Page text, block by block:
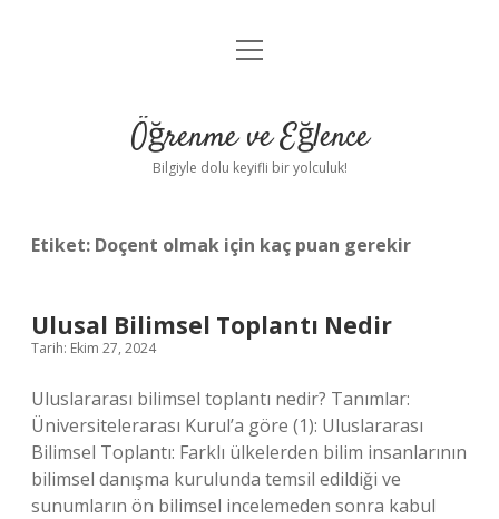
Anasayfa
Yasal Uyarı
menüyü
Öğrenme ve Eğlence
Bilgiyle dolu keyifli bir yolculuk!
Etiket: Doçent olmak için kaç puan gerekir
Ulusal Bilimsel Toplantı Nedir
Tarih: Ekim 27, 2024
Uluslararası bilimsel toplantı nedir? Tanımlar:
Üniversitelerarası Kurul’a göre (1): Uluslararası
Bilimsel Toplantı: Farklı ülkelerden bilim insanlarının
bilimsel danışma kurulunda temsil edildiği ve
sunumların ön bilimsel incelemeden sonra kabul